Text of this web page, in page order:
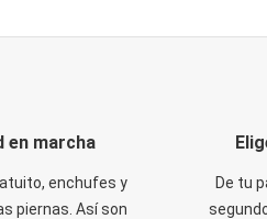
en marcha
enchufes y
piernas. Así son
De tu